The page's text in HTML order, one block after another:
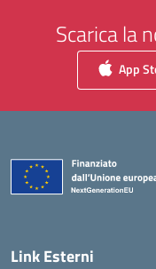
Scarica la
App
Link Esterni